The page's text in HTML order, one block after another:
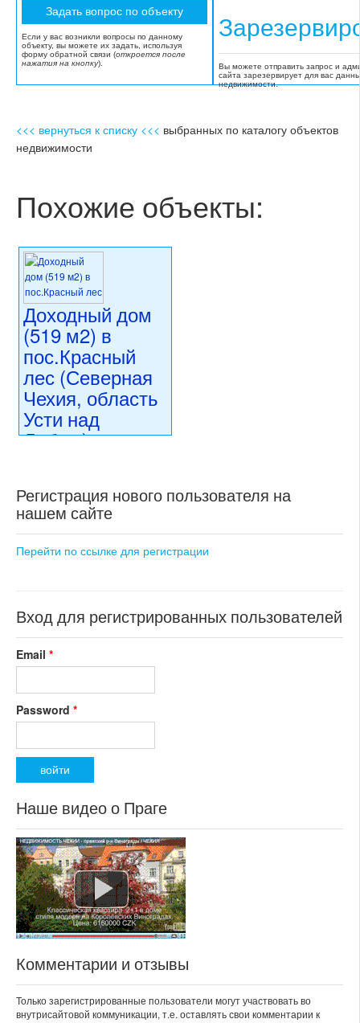
Если у вас возникли вопросы по данному
объекту, вы можете их задать, используя
форму обратной связи (откроется после
нажатия на кнопку).
Вы можете отправить запрос и
сайта зарезервирует для вас
недвижимости.
<<< вернуться к списку <<< выбранных по каталогу объектов
недвижимости
Похожие объекты:
Доходный дом
(519 м2) в
пос.Красный
лес (Северная
Чехия, область
Усти над
Лабем)
раздел: объекты для
коммерческого использования
Регистрация нового пользователя на
нашем сайте
Перейти по ссылке для регистрации
Вход для регистрированных пользователей
Email *
Password *
Наше видео о Праге
Комментарии и отзывы
Только зарегистрированные пользователи могут участвовать во
внутрисайтовой коммуникации, т.е. оставлять свои комментарии к